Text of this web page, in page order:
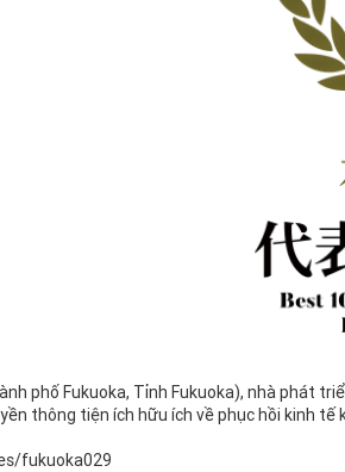
phố Fukuoka, Tỉnh Fukuoka), nhà phát
thông tiện ích hữu ích về phục hồi kinh tế
fukuoka029